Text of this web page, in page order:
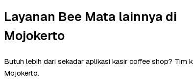
Layanan Bee Mata lainnya di
Mojokerto
Butuh lebih dari sekadar aplikasi kasir coffee shop? Tim
Mojokerto.